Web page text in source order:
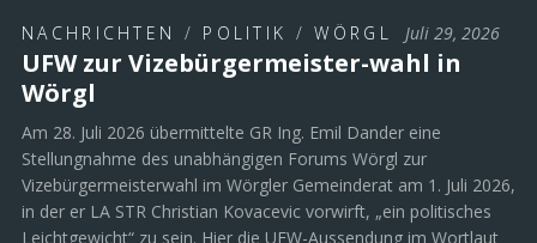
NACHRICHTEN / POLITIK /WÖRGL Juli 29, 2026
UFW zur Vizebürgermeister-wahl in
Wörgl
Am 28. Juli 2026 übermittelte GR Ing. Emil Dander eine
Stellungnahme des unabhängigen Forums Wörgl zur
Vizebürgermeisterwahl im Wörgler Gemeinderat am 1. Juli 2026,
in der er LA STR Christian Kovacevic vorwirft, „ein politisches
Leichtgewicht“ zu sein. Hier die UFW-Aussendung im Wortlaut